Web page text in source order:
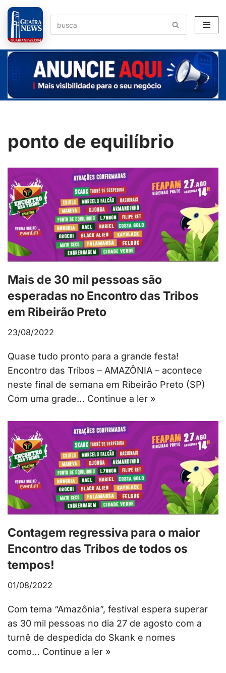
Pular
para
o
conteúdo
ponto de equilíbrio
Mais de 30 mil pessoas são
esperadas no Encontro das Tribos
em Ribeirão Preto
23/08/2022
Quase tudo pronto para a grande festa!
Encontro das Tribos – AMAZÔNIA – acontece
neste final de semana em Ribeirão Preto (SP)
Com uma grade… Continue a ler »
Contagem regressiva para o maior
Encontro das Tribos de todos os
tempos!
01/08/2022
Com tema “Amazônia”, festival espera superar
as 30 mil pessoas no dia 27 de agosto com a
turnê de despedida do Skank e nomes
como… Continue a ler »